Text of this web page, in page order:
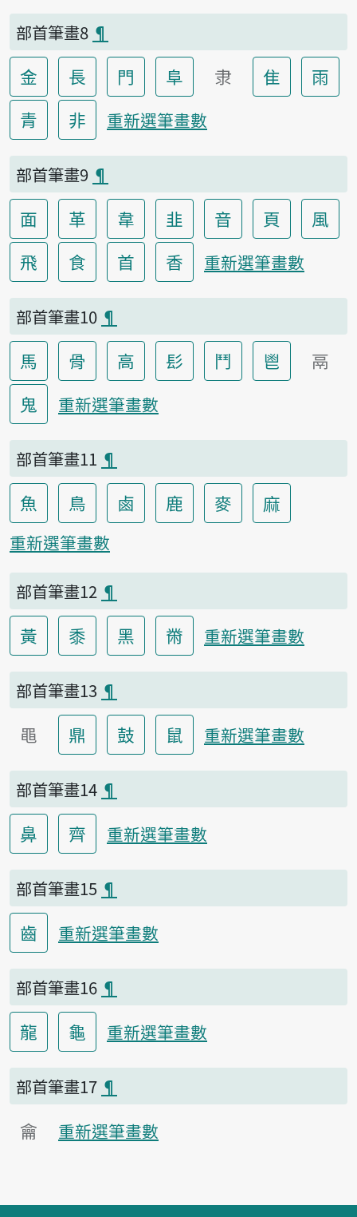
部首筆畫8 ¶
金 長 門 阜 隶 隹
雨
青
非 重新選筆畫數
部首筆畫9 ¶
面 革 韋 韭 音 頁
風
飛
食 首 香 重新選筆畫數
部首筆畫10 ¶
馬 骨 高 髟 鬥 鬯
鬲
鬼
重新選筆畫數
部首筆畫11 ¶
魚 鳥 鹵 鹿 麥 麻
重新選筆畫數
部首筆畫12 ¶
黃 黍 黑 黹 重新選筆畫數
部首筆畫13 ¶
黽 鼎 鼓 鼠 重新選筆畫數
部首筆畫14 ¶
鼻 齊 重新選筆畫數
部首筆畫15 ¶
齒 重新選筆畫數
部首筆畫16 ¶
龍 龜 重新選筆畫數
部首筆畫17 ¶
龠 重新選筆畫數